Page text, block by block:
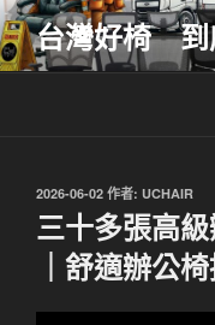
跳
至
主
台灣好椅 到
發
佈
於
2026-06-02 作者: UCHAIR
三十多張高
｜舒適辦公